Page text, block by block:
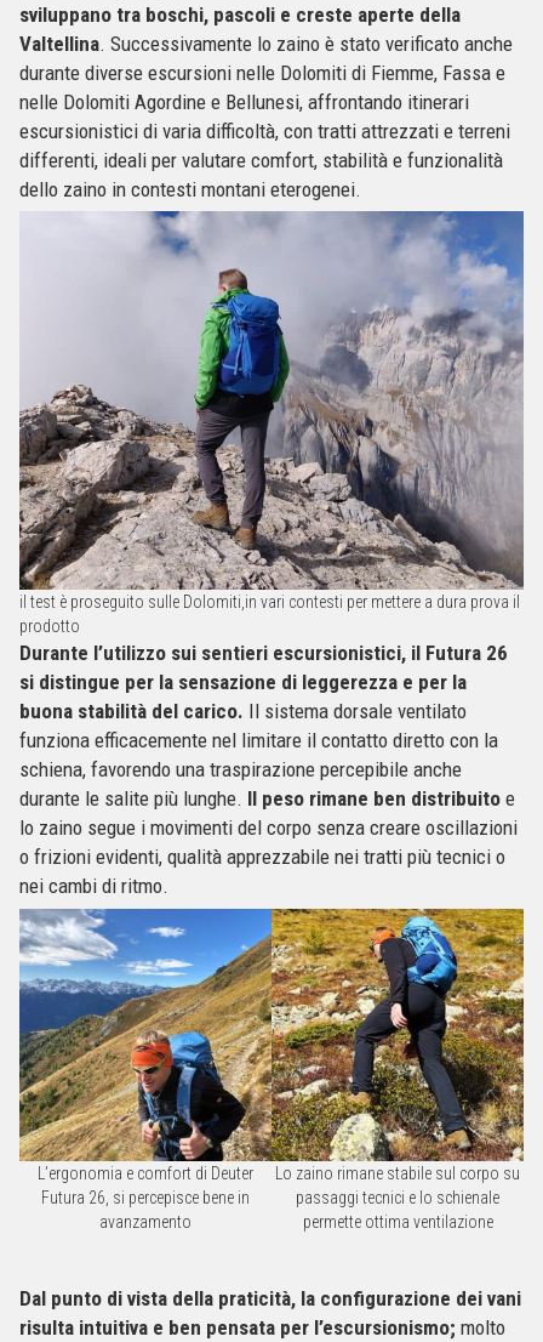
sviluppano tra boschi, pascoli e creste aperte della
Valtellina. Successivamente lo zaino è stato verificato anche
durante diverse escursioni nelle Dolomiti di Fiemme, Fassa e
nelle Dolomiti Agordine e Bellunesi, affrontando itinerari
escursionistici di varia difficoltà, con tratti attrezzati e terreni
differenti, ideali per valutare comfort, stabilità e funzionalità
dello zaino in contesti montani eterogenei.
il test è proseguito sulle Dolomiti,in vari contesti per mettere a dura prova il
prodotto
Durante l’utilizzo sui sentieri escursionistici, il Futura 26
si distingue per la sensazione di leggerezza e per la
buona stabilità del carico. Il sistema dorsale ventilato
funziona efficacemente nel limitare il contatto diretto con la
schiena, favorendo una traspirazione percepibile anche
durante le salite più lunghe. Il peso rimane ben distribuito e
lo zaino segue i movimenti del corpo senza creare oscillazioni
o frizioni evidenti, qualità apprezzabile nei tratti più tecnici o
nei cambi di ritmo.
L’ergonomia e comfort di Deuter
Futura 26, si percepisce bene in
avanzamento
Lo zaino rimane stabile sul corpo su
passaggi tecnici e lo schienale
permette ottima ventilazione
Dal punto di vista della praticità, la configurazione dei vani
risulta intuitiva e ben pensata per l’escursionismo; molto